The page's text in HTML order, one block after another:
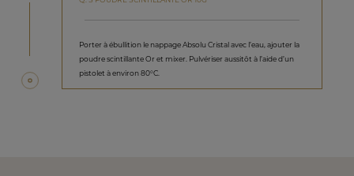
Porter à ébullition le nappage Absolu Cristal avec l’eau, ajouter la
poudre scintillante Or et mixer. Pulvériser aussitôt à l’aide d’un
pistolet à environ 80°C.